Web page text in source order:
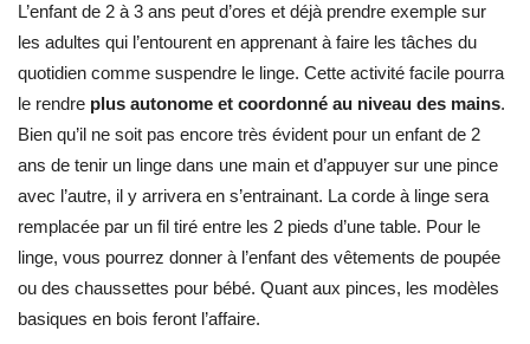
L’enfant de 2 à 3 ans peut d’ores et déjà prendre exemple sur
les adultes qui l’entourent en apprenant à faire les tâches du
quotidien comme suspendre le linge. Cette activité facile pourra
le rendre plus autonome et coordonné au niveau des mains.
Bien qu’il ne soit pas encore très évident pour un enfant de 2
ans de tenir un linge dans une main et d’appuyer sur une pince
avec l’autre, il y arrivera en s’entrainant. La corde à linge sera
remplacée par un fil tiré entre les 2 pieds d’une table. Pour le
linge, vous pourrez donner à l’enfant des vêtements de poupée
ou des chaussettes pour bébé. Quant aux pinces, les modèles
basiques en bois feront l’affaire.